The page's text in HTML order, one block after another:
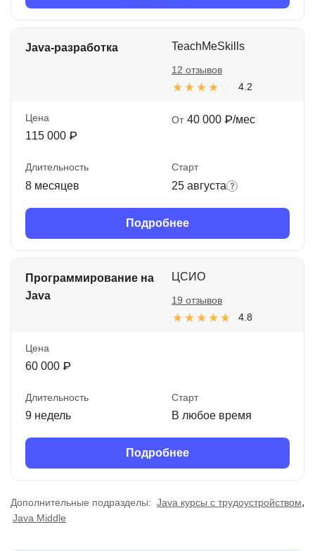
Java-разработка TeachMeSkills
4.2
12 отзывов
Цена
115 000 ₽
От 40 000 ₽/мес
Длительность
8 месяцев
Старт
25 августа
Подробнее
Программирование на
Java
ЦСИО
4.8
19 отзывов
Цена
60 000 ₽
Длительность
9 недель
Старт
В любое время
Подробнее
Дополнительные подразделы: Java курсы с трудоустройством,
Java Middle